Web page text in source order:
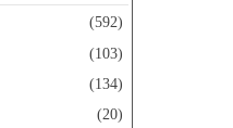
(592)
(103)
(134)
(20)